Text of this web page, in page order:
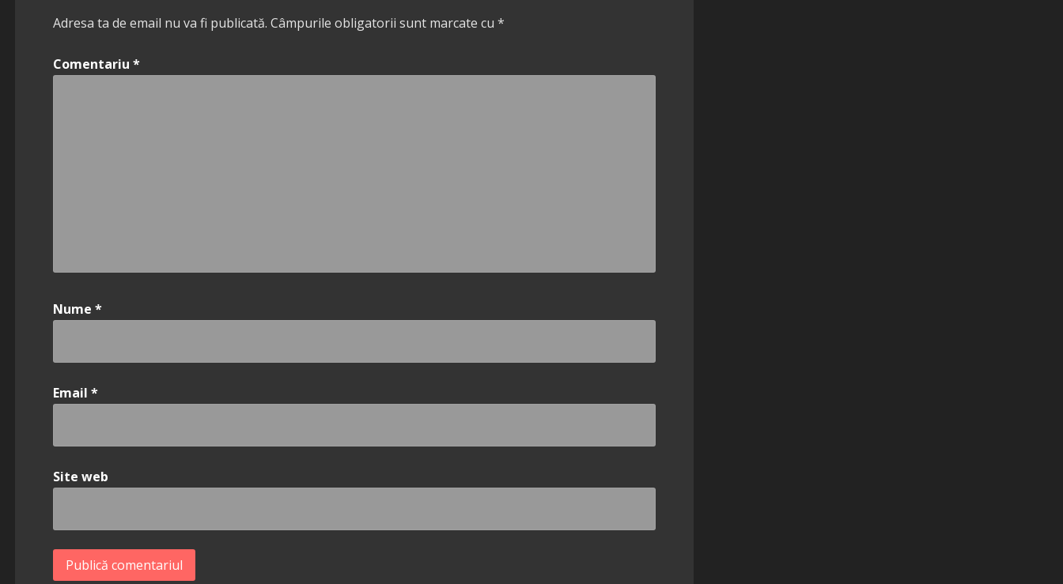
Adresa ta de email nu va fi publicată. Câmpurile obligatorii sunt marcate cu *
Comentariu *
Nume *
Email *
Site web